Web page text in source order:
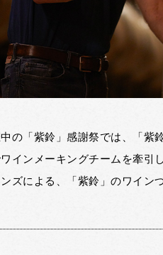
の「紫鈴」感謝祭では、「紫
インメーキングチームを牽引
ズによる、「紫鈴」のワイン